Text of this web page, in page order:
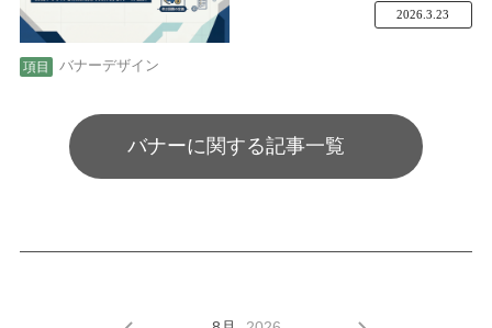
バナーデザイン
2026.3.23
バナーに関する記事一覧